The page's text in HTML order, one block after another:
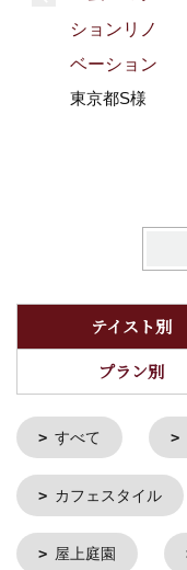
ションリノ
ベーション
東京都S様
テイスト別
プラン別
すべて
カフェスタイル
屋上庭園